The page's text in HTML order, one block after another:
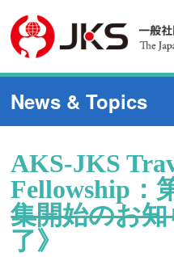
News & Topics
AKS-JKS
Fellowship：
集開始のお
了》